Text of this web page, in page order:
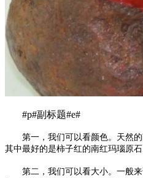
#p#副标题#e#
第一，我们可以看颜色。天然的
其中最好的是柿子红的南红玛瑙原石
第二，我们可以看大小。一般来